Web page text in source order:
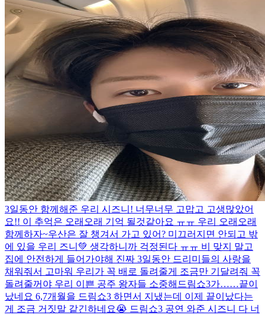
3일동안 함께해준 우리 시즈니! 너무너무 고맙고 고생많았어
요!! 이 추억은 오래오래 기억 될것같아요 ㅠㅠ 우리 오래오래
함께하자~우산은 잘 챙겨서 가고 있어? 미끄러지면 안되고 밖
에 있을 우리 즈니💚 생각하니까 걱정된다 ㅠㅠ 비 맞지 말고
집에 안전하게 들어가야해 진짜 3일동안 드리미들의 사랑을
채워줘서 고마워 우리가 꼭 배로 돌려줄게 조금만 기달려줘 꼭
돌려줄꺼야 우리 이쁜 공주 왕자들 소중해 드림쇼3가……끝이
났네요 6,7개월을 드림쇼3 하면서 지냈는데 이제 끝이났다는
게 조금 거짓말 같긴하네요😭 드림쇼3 공연 와준 시즈니 다 너